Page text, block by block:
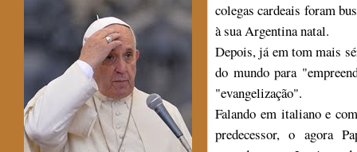
colegas cardeais foram
à sua Argentina natal.
Depois, já em tom mais
do mundo para
"evangelização".
Falando em italiano e
predecessor, o agora